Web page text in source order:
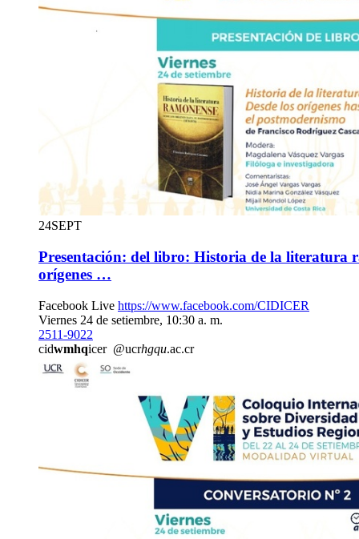
24SEPT
Presentación: del libro: Historia de la literatura
orígenes …
Facebook Live https://www.facebook.com/CIDICER
Viernes 24 de setiembre, 10:30 a. m.
2511-9022
cidwmhqicer @ucrhgqu.ac.cr